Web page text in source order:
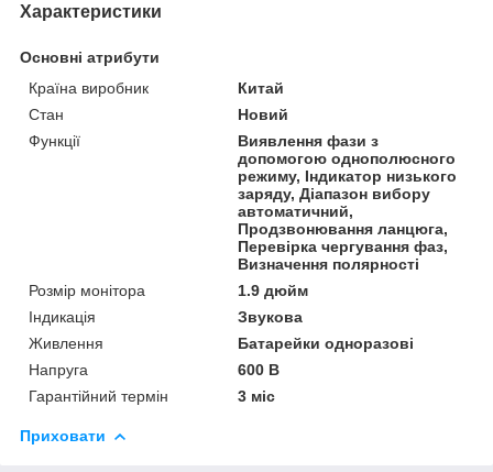
Характеристики
Основні атрибути
Країна виробник
Китай
Стан
Новий
Функції
Виявлення фази з
допомогою однополюсного
режиму, Індикатор низького
заряду, Діапазон вибору
автоматичний,
Продзвонювання ланцюга,
Перевірка чергування фаз,
Визначення полярності
Розмір монітора
1.9 дюйм
Індикація
Звукова
Живлення
Батарейки одноразові
Напруга
600 В
Гарантійний термін
3 міс
Приховати